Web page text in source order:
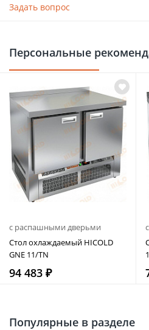
Задать вопрос
Персональные
с распашными дверьми
Стол охлаждаемый HICOLD
GNE 11/TN
94 483 ₽
Популярные в разделе